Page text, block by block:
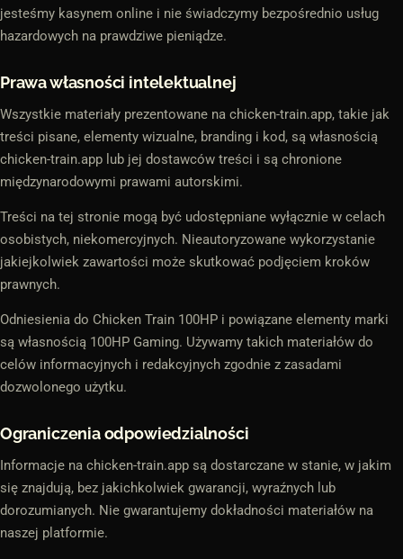
jesteśmy kasynem online i nie świadczymy bezpośrednio usług
hazardowych na prawdziwe pieniądze.
Prawa własności intelektualnej
Wszystkie materiały prezentowane na chicken-train.app, takie jak
treści pisane, elementy wizualne, branding i kod, są własnością
chicken-train.app lub jej dostawców treści i są chronione
międzynarodowymi prawami autorskimi.
Treści na tej stronie mogą być udostępniane wyłącznie w celach
osobistych, niekomercyjnych. Nieautoryzowane wykorzystanie
jakiejkolwiek zawartości może skutkować podjęciem kroków
prawnych.
Odniesienia do Chicken Train 100HP i powiązane elementy marki
są własnością 100HP Gaming. Używamy takich materiałów do
celów informacyjnych i redakcyjnych zgodnie z zasadami
dozwolonego użytku.
Ograniczenia odpowiedzialności
Informacje na chicken-train.app są dostarczane w stanie, w jakim
się znajdują, bez jakichkolwiek gwarancji, wyraźnych lub
dorozumianych. Nie gwarantujemy dokładności materiałów na
naszej platformie.